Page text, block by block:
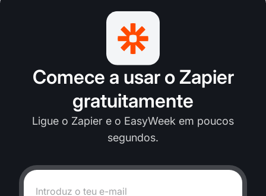
Comece a usar o Zapier
gratuitamente
Ligue o Zapier e o EasyWeek em poucos
segundos.